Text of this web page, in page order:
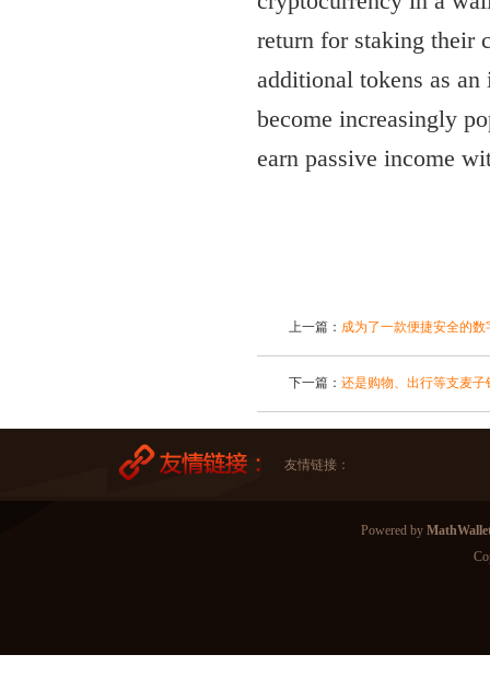
return for staking their
additional tokens as
become increasingly
earn passive income
上一篇： 成为了一款便捷安全的
下一篇： 还是购物、出行等支麦子
友情链接：
Powered by